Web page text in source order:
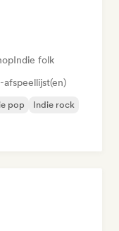
Indie folk
pop
Indie rock